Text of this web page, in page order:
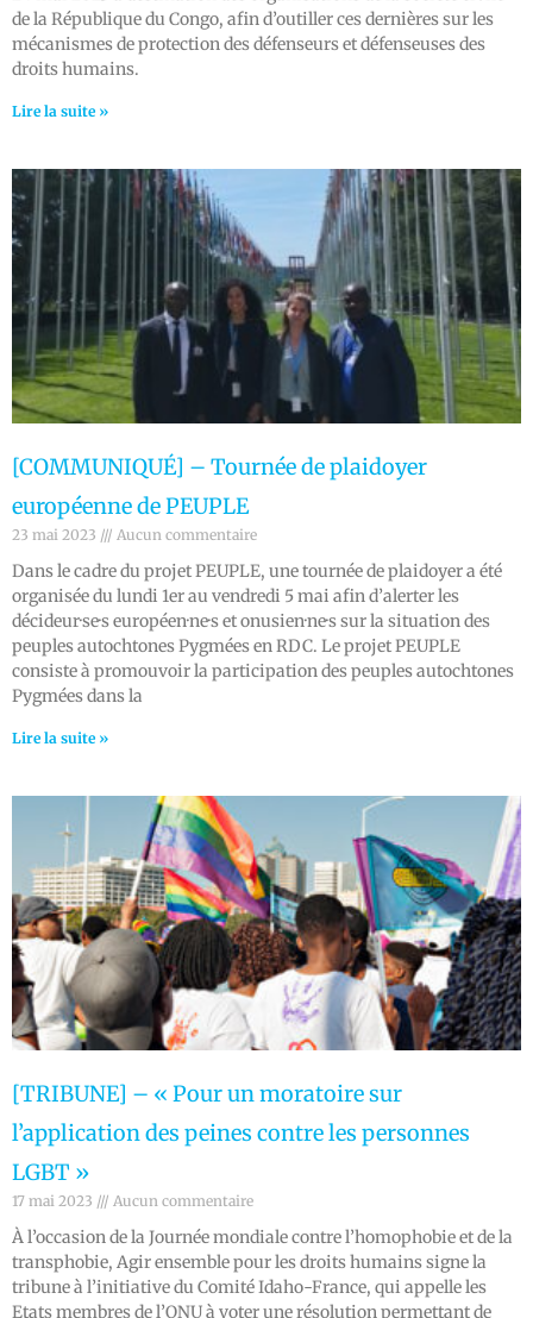
de la République du Congo, afin d’outiller ces dernières sur les
mécanismes de protection des défenseurs et défenseuses des
droits humains.
Lire la suite »
[COMMUNIQUÉ] – Tournée de plaidoyer
européenne de PEUPLE
23 mai 2023 Aucun commentaire
Dans le cadre du projet PEUPLE, une tournée de plaidoyer a été
organisée du lundi 1er au vendredi 5 mai afin d’alerter les
décideur·se·s européen·ne·s et onusien·ne·s sur la situation des
peuples autochtones Pygmées en RDC. Le projet PEUPLE
consiste à promouvoir la participation des peuples autochtones
Pygmées dans la
Lire la suite »
[TRIBUNE] – « Pour un moratoire sur
l’application des peines contre les personnes
LGBT »
17 mai 2023 Aucun commentaire
À l’occasion de la Journée mondiale contre l’homophobie et de la
transphobie, Agir ensemble pour les droits humains signe la
tribune à l’initiative du Comité Idaho-France, qui appelle les
Etats membres de l’ONU à voter une résolution permettant de